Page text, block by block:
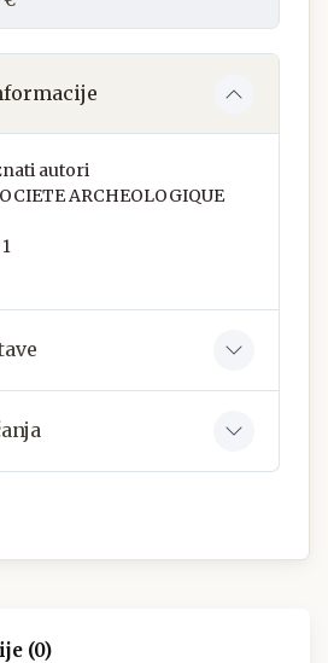
autori
ARCHEOLOGIQUE
1
(0)